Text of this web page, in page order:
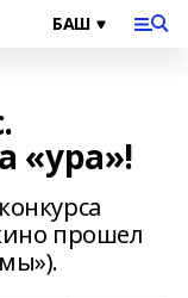
«ура»!
прошел